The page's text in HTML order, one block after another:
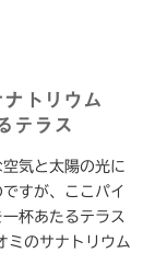
ナトリウム
テラス
気と太陽の光に
すが、ここパイ
杯あたるテラス
ミのサナトリウム